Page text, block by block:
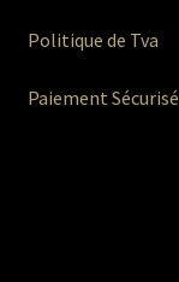
Politique de Tva
Paiement Sécurisé